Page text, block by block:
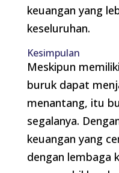
keuangan yang
keseluruhan.
Kesimpulan
Meskipun
buruk dapat
menantang, itu
segalanya.
keuangan yang
dengan lembaga